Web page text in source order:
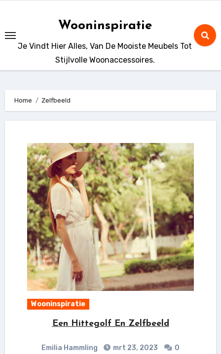
de
inhoud
Wooninspiratie
Je Vindt Hier Alles, Van De Mooiste Meubels Tot
Stijlvolle Woonaccessoires.
Home Zelfbeeld
Wooninspiratie
Een Hittegolf En Zelfbeeld
Emilia Hammling mrt 23, 2023
0